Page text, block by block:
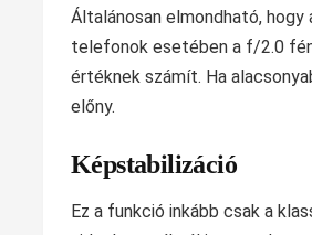
Általánosan elmondható, hogy
telefonok esetében a f/2.0
értéknek számít. Ha
előny.
Képstabilizáció
Ez a funkció inkább csak a